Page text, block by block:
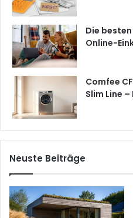
Die
Online-
Comfee
Slim Line
Neuste Beiträge